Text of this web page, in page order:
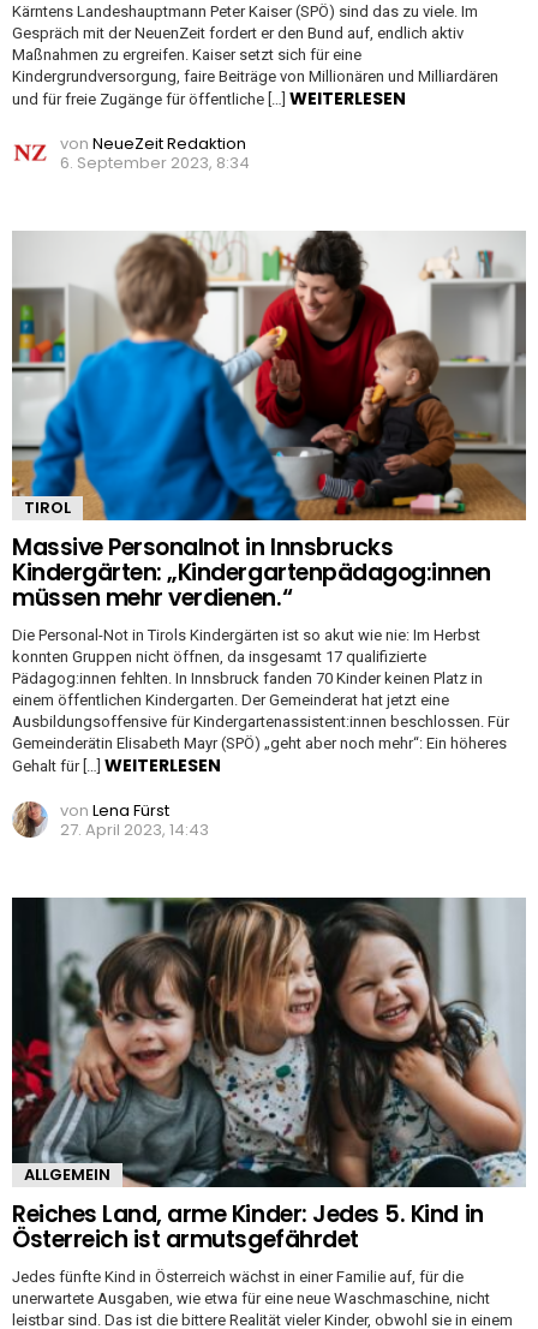
Kärntens Landeshauptmann Peter Kaiser (SPÖ) sind das zu viele. Im
Gespräch mit der NeuenZeit fordert er den Bund auf, endlich aktiv
Maßnahmen zu ergreifen. Kaiser setzt sich für eine
Kindergrundversorgung, faire Beiträge von Millionären und Milliardären
und für freie Zugänge für öffentliche […] WEITERLESEN
von NeueZeit Redaktion
6. September 2023, 8:34
TIROL
Massive Personalnot in Innsbrucks
Kindergärten: „Kindergartenpädagog:innen
müssen mehr verdienen.“
Die Personal-Not in Tirols Kindergärten ist so akut wie nie: Im Herbst
konnten Gruppen nicht öffnen, da insgesamt 17 qualifizierte
Pädagog:innen fehlten. In Innsbruck fanden 70 Kinder keinen Platz in
einem öffentlichen Kindergarten. Der Gemeinderat hat jetzt eine
Ausbildungsoffensive für Kindergartenassistent:innen beschlossen. Für
Gemeinderätin Elisabeth Mayr (SPÖ) „geht aber noch mehr“: Ein höheres
Gehalt für […] WEITERLESEN
von Lena Fürst
27. April 2023, 14:43
ALLGEMEIN
Reiches Land, arme Kinder: Jedes 5. Kind in
Österreich ist armutsgefährdet
Jedes fünfte Kind in Österreich wächst in einer Familie auf, für die
unerwartete Ausgaben, wie etwa für eine neue Waschmaschine, nicht
leistbar sind. Das ist die bittere Realität vieler Kinder, obwohl sie in einem